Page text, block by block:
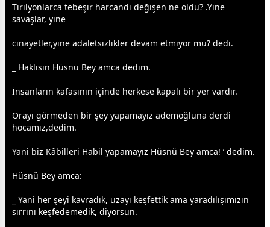
Tirilyonlarca tebeşir harcandı değişen ne oldu? .Yine
savaşlar, yine
cinayetler,yine adaletsizlikler devam etmiyor mu? dedi.
_ Haklısın Hüsnü Bey amca dedim.
İnsanların kafasının içinde herkese kapalı bir yer vardır.
Orayı görmeden bir şey yapamayız ademoğluna derdi
hocamız,dedim.
Yani biz Kâbilleri Habil yapamayız Hüsnü Bey amca! ’ dedim.
Hüsnü Bey amca:
_ Yani her şeyi kavradık, uzayı keşfettik ama yaradılışımızın
sırrını keşfedemedik, diyorsun.